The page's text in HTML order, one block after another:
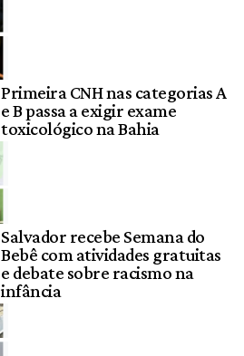
Primeira CNH nas categorias A
e B passa a exigir exame
toxicológico na Bahia
Salvador recebe Semana do
Bebê com atividades gratuitas
e debate sobre racismo na
infância